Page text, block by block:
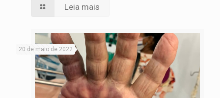
Leia mais
20 de maio de 2022